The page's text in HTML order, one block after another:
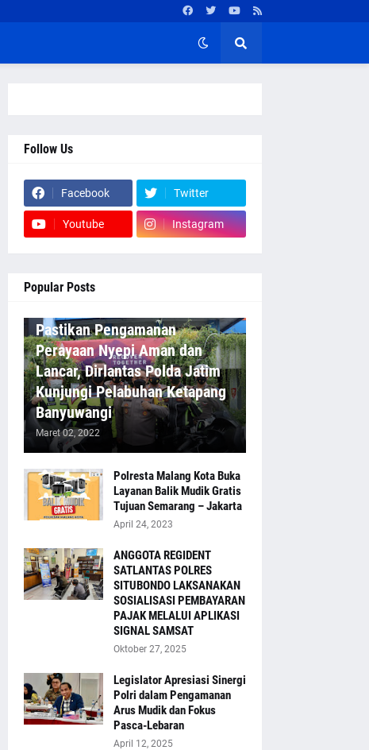
Follow Us
Facebook Twitter
Youtube Instagram
Popular Posts
Pastikan Pengamanan
Perayaan Nyepi Aman dan
Lancar, Dirlantas Polda Jatim
Kunjungi Pelabuhan Ketapang
Banyuwangi
Maret 02, 2022
Polresta Malang Kota Buka
Layanan Balik Mudik Gratis
Tujuan Semarang – Jakarta
April 24, 2023
ANGGOTA REGIDENT
SATLANTAS POLRES
SITUBONDO LAKSANAKAN
SOSIALISASI PEMBAYARAN
PAJAK MELALUI APLIKASI
SIGNAL SAMSAT
Oktober 27, 2025
Legislator Apresiasi Sinergi
Polri dalam Pengamanan
Arus Mudik dan Fokus
Pasca-Lebaran
April 12, 2025